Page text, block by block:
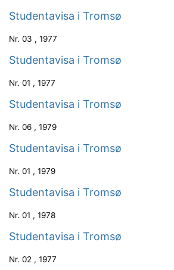
Studentavisa i Tromsø
Nr. 03 , 1977
Studentavisa i Tromsø
Nr. 01 , 1977
Studentavisa i Tromsø
Nr. 06 , 1979
Studentavisa i Tromsø
Nr. 01 , 1979
Studentavisa i Tromsø
Nr. 01 , 1978
Studentavisa i Tromsø
Nr. 02 , 1977